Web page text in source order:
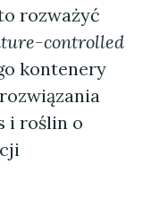
rozważyć
controlled
kontenery
i roślin o